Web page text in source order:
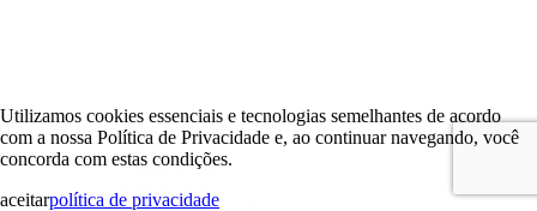
Utilizamos cookies essenciais e tecnologias semelhantes de acordo
com a nossa Política de Privacidade e, ao continuar navegando, você
concorda com estas condições.
aceitarpolítica de privacidade